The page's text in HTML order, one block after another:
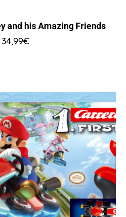
and his Amazing Friends
34,99€